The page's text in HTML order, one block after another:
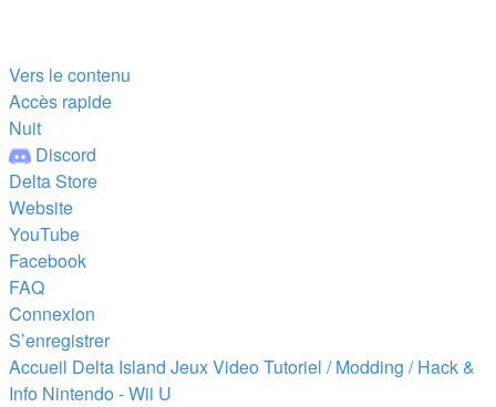
Vers le contenu
Accès rapide
Nuit
Discord
Delta Store
Website
YouTube
Facebook
FAQ
Connexion
S’enregistrer
Accueil Delta Island Jeux Video Tutoriel / Modding / Hack &
Info Nintendo - Wii U